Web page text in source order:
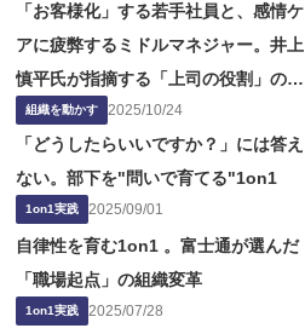
「お客様化」する若手社員と、感情ケ
アに疲弊するミドルマネジャー。井上
慎平氏が指摘する「上司の役割」の問
題点
組織を動かす 2025/10/24
「どうしたらいいですか？」には答え
ない。部下を"問いで育てる"1on1
1on1実践 2025/09/01
自律性を育む1on1 。富士通が選んだ
「職場起点」の組織変革
1on1実践 2025/07/28